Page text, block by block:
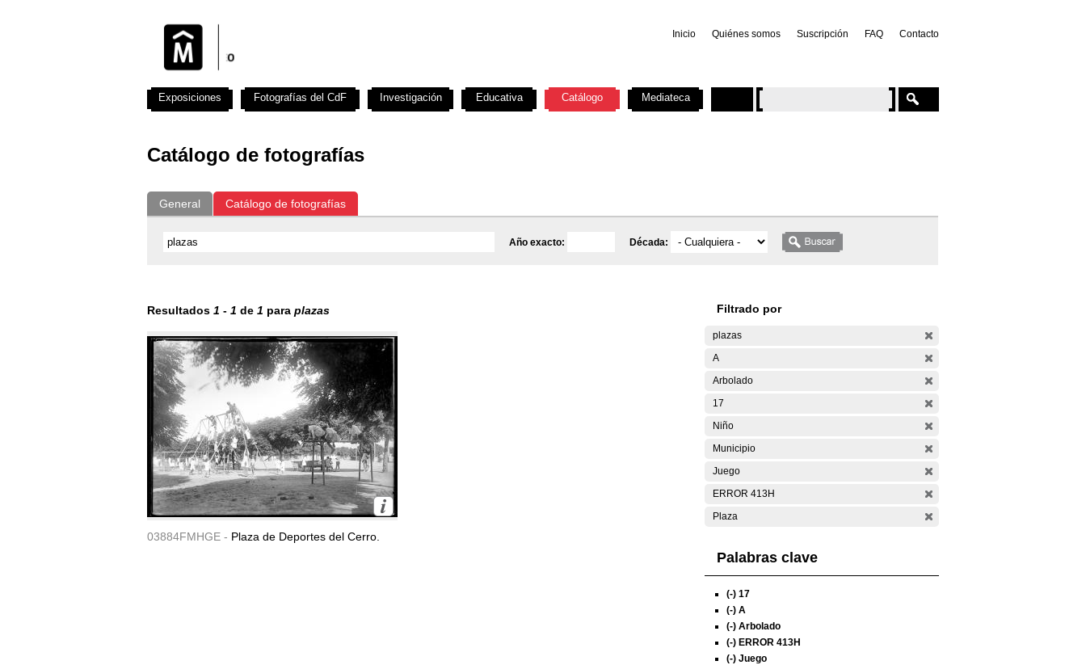
Inicio Quiénes somos Suscripción FAQ Contacto
Catálogo de fotografías
General Catálogo de fotografías
Año exacto: Década:
Resultados 1 - 1 de 1 para plazas
03884FMHGE - Plaza de Deportes del Cerro.
Filtrado por
plazas
A
Arbolado
17
Niño
Municipio
Juego
ERROR 413H
Plaza
Palabras clave
(-) 17
(-) A
(-) Arbolado
(-) ERROR 413H
(-) Juego
Exposiciones Fotografías del CdF Investigación Educativa Catálogo Mediateca